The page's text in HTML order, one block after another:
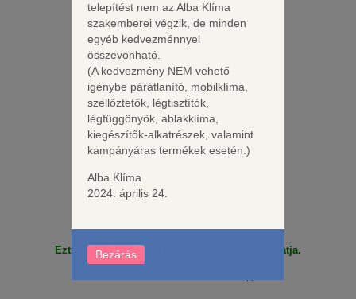
Tulajdonságok:
Jótállási idő: 36 hónap*
Zajszint: 39-43 dB
Helyiségméret: 24 m2
Légszállítás: 105-130 m³/h
Energiatakarékos üzemmód
Időzítő (programozható)
Öndiagnosztika rendszer
Párátlanító funkció
Ezt a terméket OTP áruhitellel is megvásárolhatja.
telepítést nem az Alba Klíma
szakemberei végzik, de minden
egyéb kedvezménnyel
összevonható.
(A kedvezmény NEM vehető
igénybe párátlanító, mobilklíma,
szellőztetők, légtisztítók,
légfüggönyök, ablakklíma,
kiegészítők-alkatrészek, valamint
kampányáras termékek esetén.)
Alba Klíma
2024. április 24.
Bezárás